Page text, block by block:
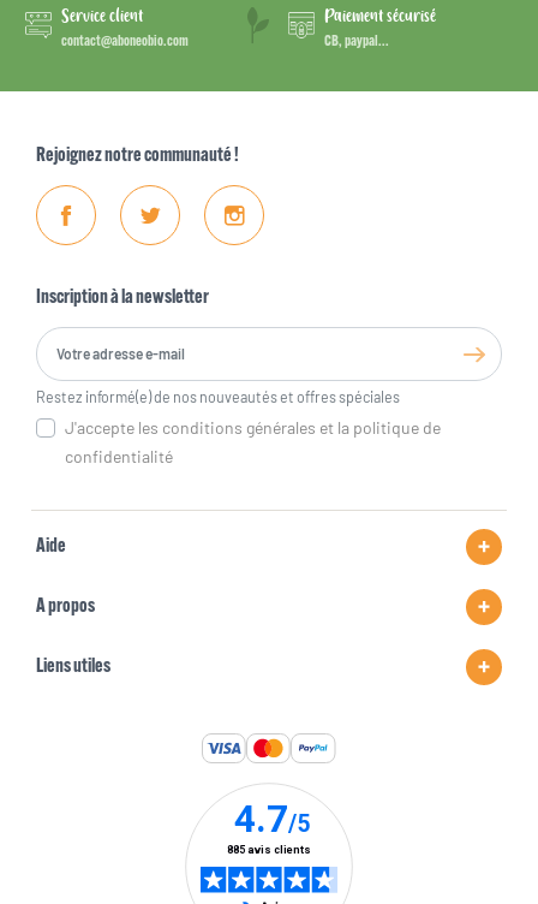
Service client
contact@aboneobio.com
Paiement sécurisé
CB, paypal...
Rejoignez notre communauté !
FacebookTwitter Instagram
Inscription à la newsletter
Restez informé(e) de nos nouveautés et offres spéciales
J'accepte les conditions générales et la politique de
confidentialité
Aide
A propos
Liens utiles